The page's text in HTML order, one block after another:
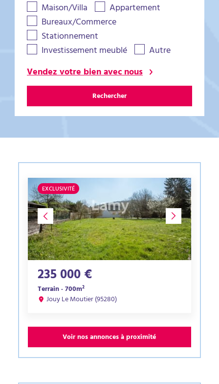
Maison/Villa
Appartement
Bureaux/Commerce
Stationnement
Investissement meublé
Autre
Vendez votre bien avec nous
Rechercher
EXCLUSIVITÉ
235 000 €
Terrain · 700m²
Jouy Le Moutier (95280)
Voir nos annonces à proximité